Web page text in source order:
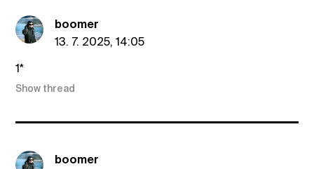
boomer
13. 7. 2025, 14:05
1*
Show thread
boomer